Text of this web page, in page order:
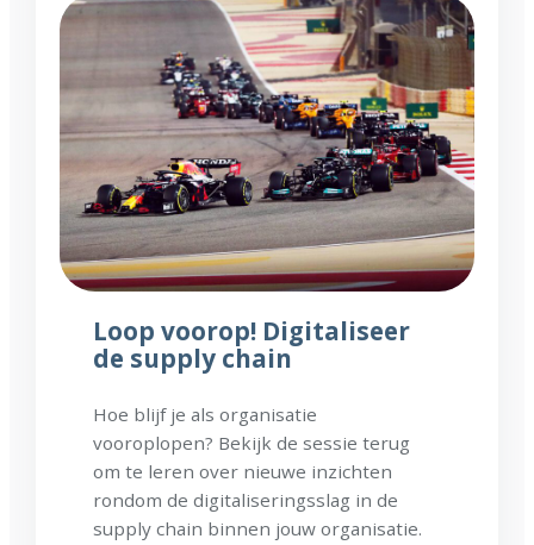
Loop voorop! Digitaliseer
de supply chain
Hoe blijf je als organisatie
vooroplopen? Bekijk de sessie terug
om te leren over nieuwe inzichten
rondom de digitaliseringsslag in de
supply chain binnen jouw organisatie.